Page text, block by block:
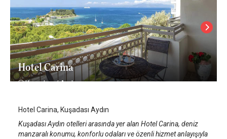
Hotel Carina
Kuşadası/Aydın
Hotel Carina, Kuşadası Aydın
Kuşadası Aydın otelleri arasında yer alan Hotel Carina, deniz
manzaralı konumu, konforlu odaları ve özenli hizmet anlayışıyla